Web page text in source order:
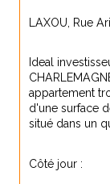
LAXOU, Rue
Ideal
appartement
d'une surface
situé dans un
Côté jour :